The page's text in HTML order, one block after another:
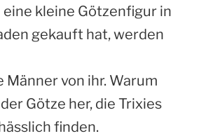
eine kleine Götzenfigur in
gekauft hat, werden
Männer von ihr. Warum
Götze her, die Trixies
finden.